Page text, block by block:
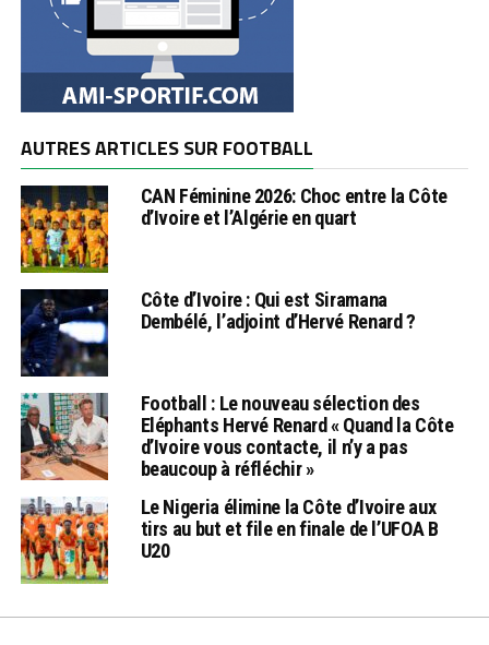
AUTRES ARTICLES SUR FOOTBALL
CAN Féminine 2026: Choc entre la Côte
d’Ivoire et l’Algérie en quart
Côte d’Ivoire : Qui est Siramana
Dembélé, l’adjoint d’Hervé Renard ?
Football : Le nouveau sélection des
Eléphants Hervé Renard « Quand la Côte
d’Ivoire vous contacte, il n’y a pas
beaucoup à réfléchir »
Le Nigeria élimine la Côte d’Ivoire aux
tirs au but et file en finale de l’UFOA B
U20